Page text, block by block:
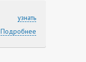
узнать
Подробнее